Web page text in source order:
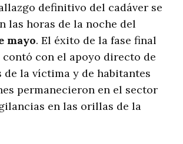
definitivo del cadáver se
las horas de la noche del
mayo. El éxito de la fase final
con el apoyo directo de
la víctima y de habitantes
permanecieron en el sector
en las orillas de la